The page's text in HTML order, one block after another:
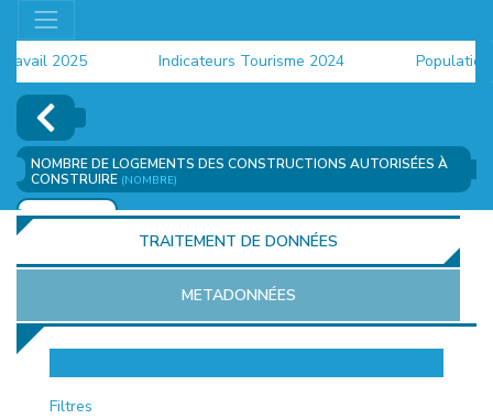
2025 Indicateurs Tourisme 2024 Population
NOMBRE DE LOGEMENTS DES CONSTRUCTIONS AUTORISÉES À
CONSTRUIRE (NOMBRE)
AJOUTER
TRAITEMENT DE DONNÉES
METADONNÉES
Filtres